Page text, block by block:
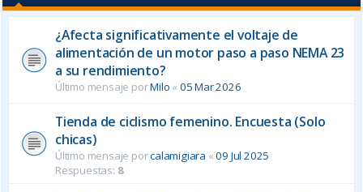
¿Afecta significativamente el voltaje de
alimentación de un motor paso a paso NEMA 23
a su rendimiento?
Último mensaje porMilo « 05 Mar 2026
Tienda de ciclismo femenino. Encuesta (Solo
chicas)
Último mensaje porcalamigiara «09 Jul 2025
Respuestas: 8